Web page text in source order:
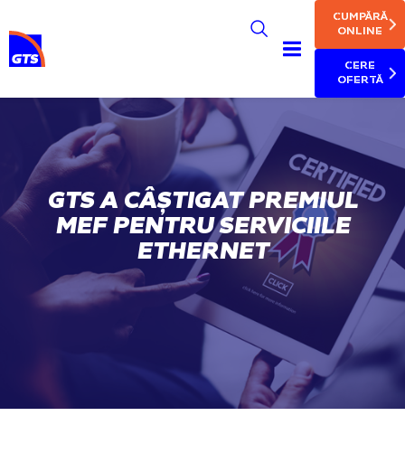
MAINCUMPĂRĂ
ONLINE
CERE
OFERTĂ
GTS A CÂȘTIGAT PREMIUL
MEF PENTRU SERVICIILE
ETHERNET